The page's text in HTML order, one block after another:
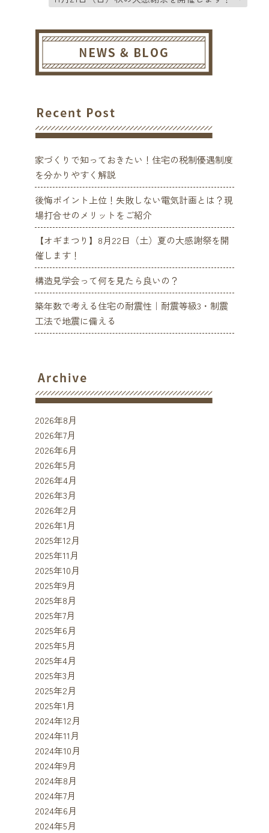
家づくりで知っておきたい！住宅の税制優遇制度
を分かりやすく解説
後悔ポイント上位！失敗しない電気計画とは？現
場打合せのメリットをご紹介
【オギまつり】8月22日（土）夏の大感謝祭を開
催します！
構造見学会って何を見たら良いの？
築年数で考える住宅の耐震性｜耐震等級3・制震
工法で地震に備える
2026年8月
2026年7月
2026年6月
2026年5月
2026年4月
2026年3月
2026年2月
2026年1月
2025年12月
2025年11月
2025年10月
2025年9月
2025年8月
2025年7月
2025年6月
2025年5月
2025年4月
2025年3月
2025年2月
2025年1月
2024年12月
2024年11月
2024年10月
2024年9月
2024年8月
2024年7月
2024年6月
2024年5月